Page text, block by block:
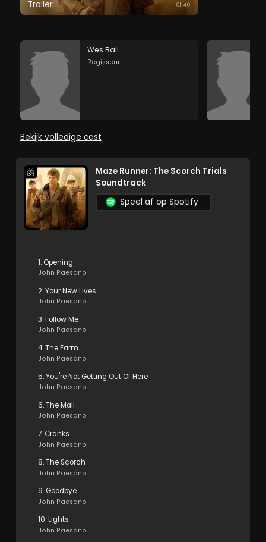
Trailer 01:40
Wes Ball
Regisseur
Bekijk volledige cast
Maze Runner: The Scorch Trials
Soundtrack
Speel af op Spotify
1. Opening
John Paesano
2. Your New Lives
John Paesano
3. Follow Me
John Paesano
4. The Farm
John Paesano
5. You're Not Getting Out Of Here
John Paesano
6. The Mall
John Paesano
7. Cranks
John Paesano
8. The Scorch
John Paesano
9. Goodbye
John Paesano
10. Lights
John Paesano